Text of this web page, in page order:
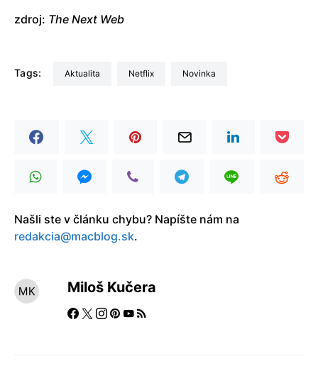
zdroj: The Next Web
Tags: aktualita Netflix Novinka
Našli ste v článku chybu? Napíšte nám na
redakcia@macblog.sk.
Miloš Kučera